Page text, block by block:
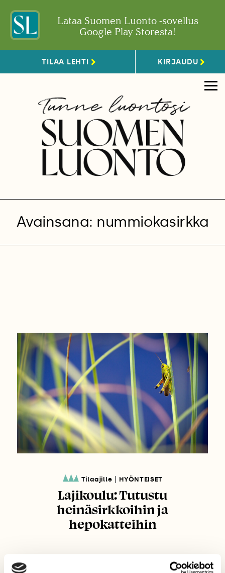
Lataa Suomen Luonto -sovellus
Google Play Storesta!
TILAA LEHTI KIRJAUDU
Avainsana: nummiokasirkka
Tilaajille HYÖNTEISET
Lajikoulu: Tutustu
heinäsirkkoihin ja
hepokatteihin